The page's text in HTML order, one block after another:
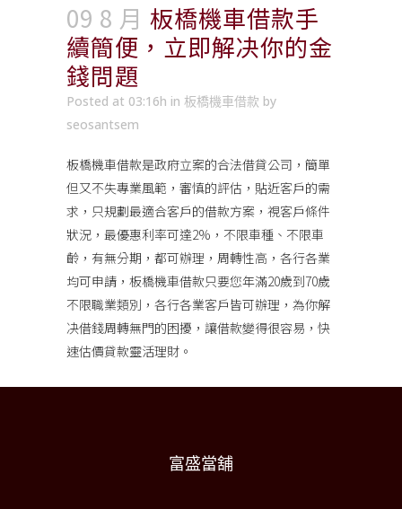
09 8 月 板橋機車借款手
續簡便，立即解决你的金
錢問題
Posted at 03:16h in 板橋機車借款 by
seosantsem
板橋機車借款是政府立案的合法借貸公司，簡單
但又不失專業風範，審慎的評估，貼近客戶的需
求，只規劃最適合客戶的借款方案，視客戶條件
狀況，最優惠利率可達2%，不限車種、不限車
齡，有無分期，都可辦理，周轉性高，各行各業
均可申請，板橋機車借款只要您年滿20歲到70歲
不限職業類別，各行各業客戶皆可辦理，為你解
决借錢周轉無門的困擾，讓借款變得很容易，快
速估價貸款靈活理財。
富盛當舖